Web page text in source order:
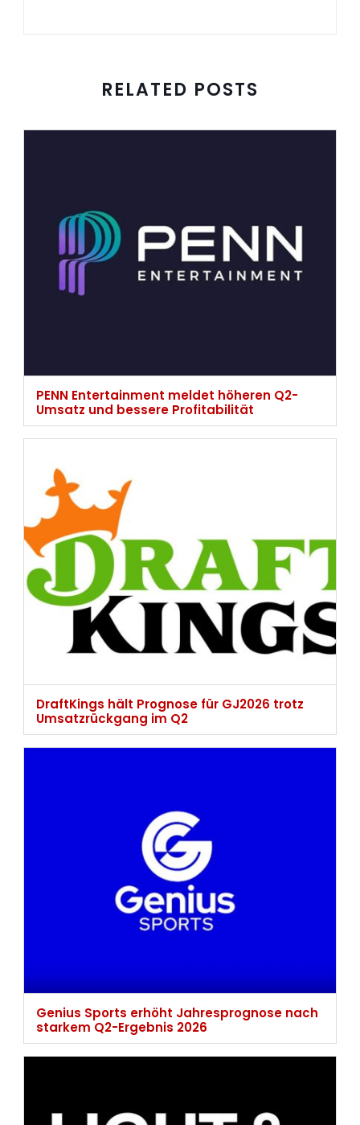
RELATED POSTS
PENN Entertainment meldet höheren Q2-
Umsatz und bessere Profitabilität
DraftKings hält Prognose für GJ2026 trotz
Umsatzrückgang im Q2
Genius Sports erhöht Jahresprognose nach
starkem Q2-Ergebnis 2026